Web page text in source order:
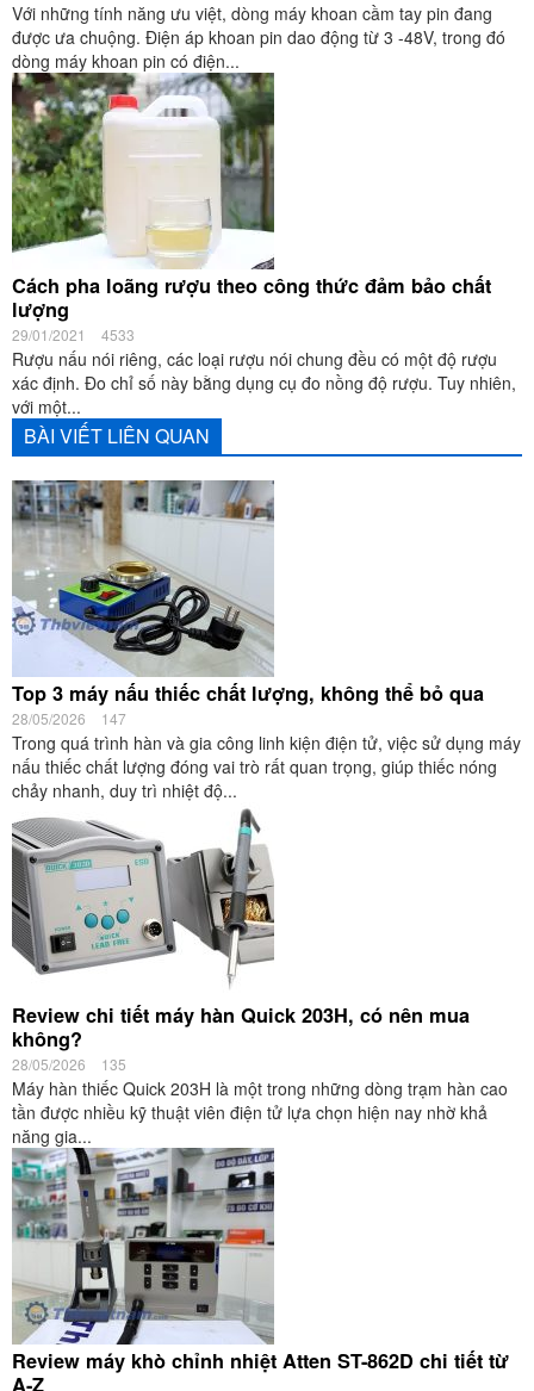
Với những tính năng ưu việt, dòng máy khoan cầm tay pin đang
được ưa chuộng. Điện áp khoan pin dao động từ 3 -48V, trong đó
dòng máy khoan pin có điện...
Cách pha loãng rượu theo công thức đảm bảo chất
lượng
29/01/2021 4533
Rượu nấu nói riêng, các loại rượu nói chung đều có một độ rượu
xác định. Đo chỉ số này bằng dụng cụ đo nồng độ rượu. Tuy nhiên,
với một...
BÀI VIẾT LIÊN QUAN
Top 3 máy nấu thiếc chất lượng, không thể bỏ qua
28/05/2026 147
Trong quá trình hàn và gia công linh kiện điện tử, việc sử dụng máy
nấu thiếc chất lượng đóng vai trò rất quan trọng, giúp thiếc nóng
chảy nhanh, duy trì nhiệt độ...
Review chi tiết máy hàn Quick 203H, có nên mua
không?
28/05/2026 135
Máy hàn thiếc Quick 203H là một trong những dòng trạm hàn cao
tần được nhiều kỹ thuật viên điện tử lựa chọn hiện nay nhờ khả
năng gia...
Review máy khò chỉnh nhiệt Atten ST-862D chi tiết từ
A-Z